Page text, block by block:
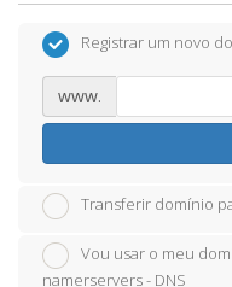
Registrar um novo
www.
Transferir domínio
Vou usar o meu
namerservers - DNS